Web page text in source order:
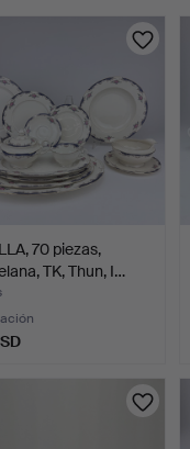
70 piezas,
TK, Thun, I…